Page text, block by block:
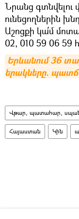
Նրանց գտնվելու
ունեցողներին
Աշոցքի կա՛մ
02, 010 59 06 59
Երևանում 36
երակները.
Վթար, պատահար,
Հայաստան Կին